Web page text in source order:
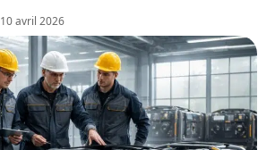
10 avril 2026